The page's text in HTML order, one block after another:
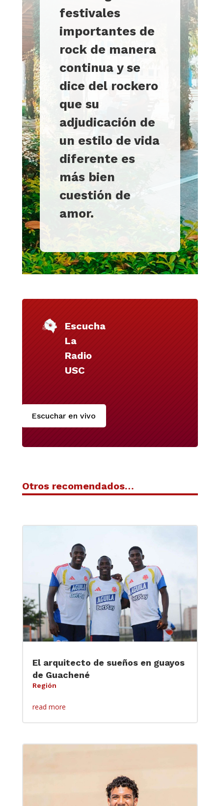
festivales
importantes de
rock de manera
continua y se
dice del rockero
que su
adjudicación de
un estilo de vida
diferente es
más bien
cuestión de
amor.
Escucha
La
Radio
USC
Escuchar en vivo
Otros recomendados…
El arquitecto de sueños en guayos
de Guachené
Región
read more